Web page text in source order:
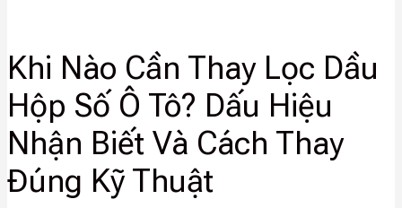
Khi Nào Cần Thay Lọc Dầu
Hộp Số Ô Tô? Dấu Hiệu
Nhận Biết Và Cách Thay
Đúng Kỹ Thuật